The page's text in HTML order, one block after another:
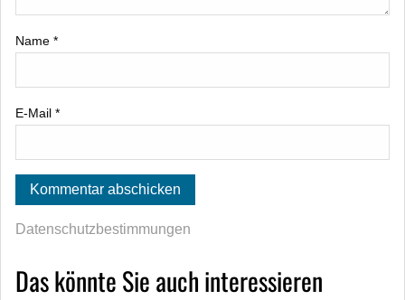
Name *
E-Mail *
Datenschutzbestimmungen
Das könnte Sie auch interessieren